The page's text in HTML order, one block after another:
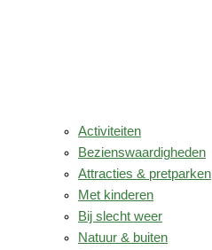
Activiteiten
Bezienswaardigheden
Attracties & pretparken
Met kinderen
Bij slecht weer
Natuur & buiten